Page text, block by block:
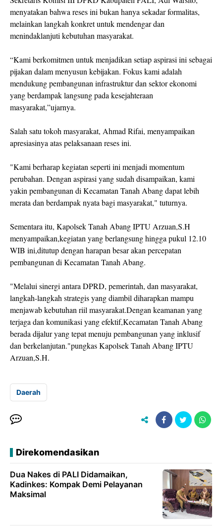
menyatakan bahwa reses ini bukan hanya sekadar formalitas,
melainkan langkah konkret untuk mendengar dan
menindaklanjuti kebutuhan masyarakat.
“Kami berkomitmen untuk menjadikan setiap aspirasi ini sebagai
pijakan dalam menyusun kebijakan. Fokus kami adalah
mendukung pembangunan infrastruktur dan sektor ekonomi
yang berdampak langsung pada kesejahteraan
masyarakat,”ujarnya.
Salah satu tokoh masyarakat, Ahmad Rifai, menyampaikan
apresiasinya atas pelaksanaan reses ini.
"Kami berharap kegiatan seperti ini menjadi momentum
perubahan. Dengan aspirasi yang sudah disampaikan, kami
yakin pembangunan di Kecamatan Tanah Abang dapat lebih
merata dan berdampak nyata bagi masyarakat," tuturnya.
Sementara itu, Kapolsek Tanah Abang IPTU Arzuan,S.H
menyampaikan,kegiatan yang berlangsung hingga pukul 12.10
WIB ini,ditutup dengan harapan besar akan percepatan
pembangunan di Kecamatan Tanah Abang.
"Melalui sinergi antara DPRD, pemerintah, dan masyarakat,
langkah-langkah strategis yang diambil diharapkan mampu
menjawab kebutuhan riil masyarakat.Dengan keamanan yang
terjaga dan komunikasi yang efektif,Kecamatan Tanah Abang
berada dijalur yang tepat menuju pembangunan yang inklusif
dan berkelanjutan."pungkas Kapolsek Tanah Abang IPTU
Arzuan,S.H.
Daerah
Direkomendasikan
Dua Nakes di PALI Didamaikan,
Kadinkes: Kompak Demi Pelayanan
Maksimal